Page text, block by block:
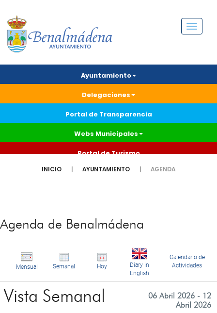
Menú
Ayuntamiento
Delegaciones
Portal de Transparencia
Webs Municipales
Portal de Turismo
INICIO AYUNTAMIENTO AGENDA
Agenda de Benalmádena
Mensual Semanal Hoy
Diary in
English
Calendario de
Actividades
Vista Semanal
06 Abril 2026 - 12
Abril 2026